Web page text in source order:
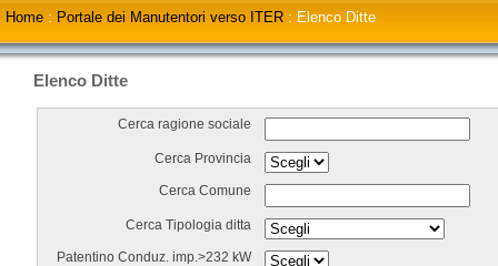
Home : Portale dei Manutentori verso ITER : Elenco Ditte
Elenco Ditte
Cerca ragione sociale
Cerca Provincia
Cerca Comune
Cerca Tipologia ditta
Patentino Conduz. imp.>232 kW